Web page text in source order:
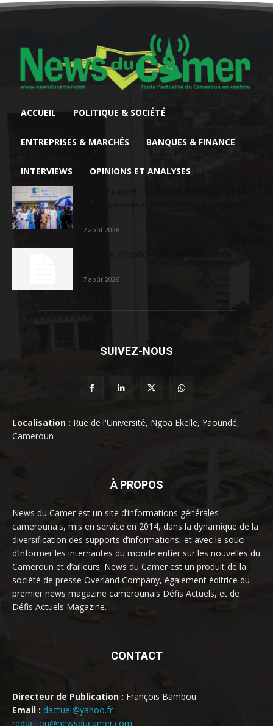
ACCUEIL POLITIQUE & SOCIÉTÉ
ENTREPRISES & MARCHÉS BANQUES & FINANCE
INTERVIEWS OPINIONS ET ANALYSES
7 août 2026
7 août 2026
SUIVEZ-NOUS
Localisation : Rue de l'Université, Ngoa Ekelle, Yaoundé,
Cameroun
À PROPOS
News du Camer est un site d’informations générales
camerounais, mis en service en 2014, dans la dynamique de la
diversification des supports d’informations, et avec le souci
d’informer les internautes du monde entier sur les nouvelles du
Cameroun et d’ailleurs. News du Camer est un produit de la
société de presse Overland Company, également éditrice du
premier news magazine camerounais Défis Actuels, et de
Défis Actuels Magazine.
CONTACT
Directeur de Publication : François Bambou
Email : dactuel@yahoo.fr
redaction@newsducamer.com